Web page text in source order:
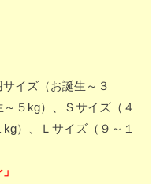
イズ（お誕生～３
５kg）、Ｓサイズ（４
）、Ｌサイズ（９～１